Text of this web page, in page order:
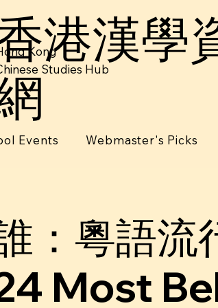
港漢學
Kong
Studies Hub
Events Webmaster's Picks
：粵語流
Most